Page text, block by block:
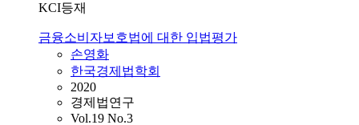
KCI등재
금융소비자보호법에 대한 입법평가
손영화
한국경제법학회
2020
경제법연구
Vol.19 No.3